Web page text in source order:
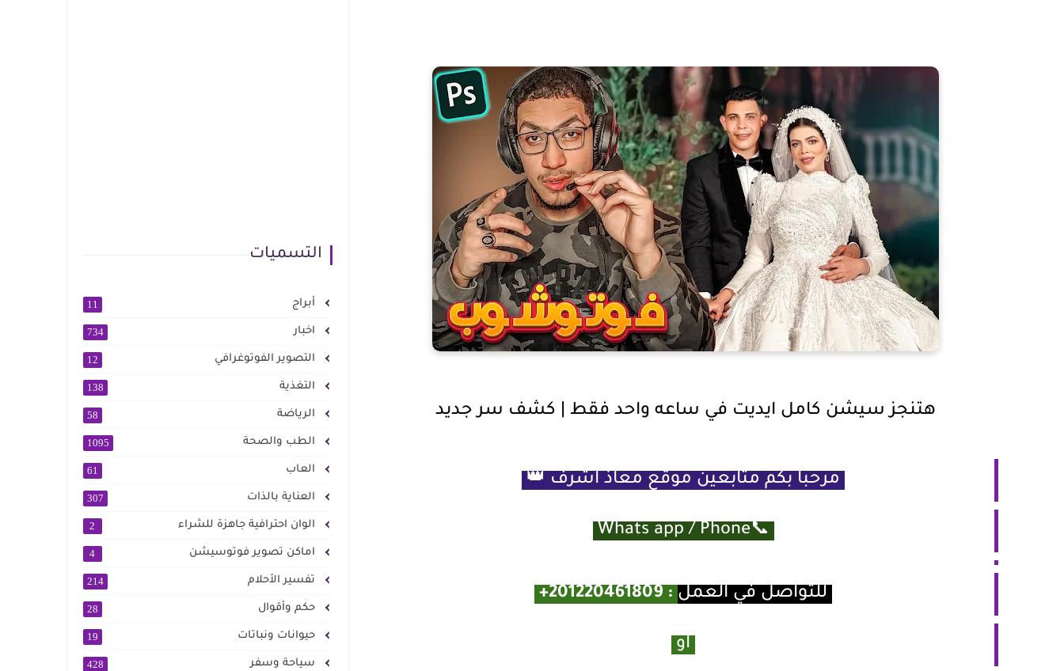
هتنجز سيشن كامل ايديت في ساعه واحد فقط | كشف سر جديد
مرحبا بكم متابعين موقع معاذ اشرف 👑
📞Whats app / Phone
للتواصل في العمل :
201220461809+
او
التسميات
أبراج 11
اخبار 734
التصوير الفوتوغرافي 12
التغذية 138
الرياضة 58
الطب والصحة 1095
العاب 61
العناية بالذات 307
الوان احترافية جاهزة للشراء 2
اماكن تصوير فوتوسيشن 4
تفسير الأحلام 214
حكم وأقوال 28
حيوانات ونباتات 19
سياحة وسفر 428